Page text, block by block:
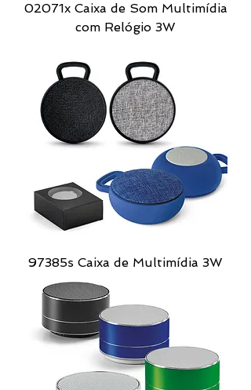
02071x Caixa de Som Multimídia
com Relógio 3W
97385s Caixa de Multimídia 3W